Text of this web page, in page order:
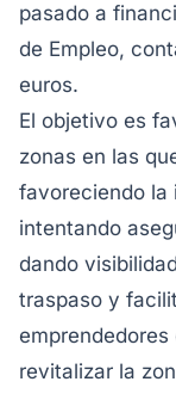
pasado a
de Empleo,
euros.
El objetivo es
zonas en las
favoreciendo la
intentando
dando
traspaso y
revitalizar la